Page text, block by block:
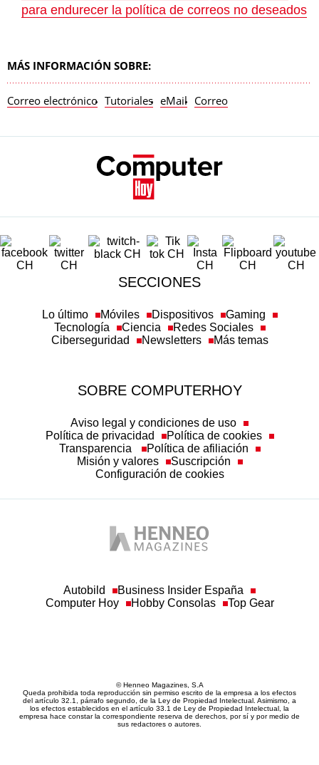
para endurecer la política de correos no deseados
MÁS INFORMACIÓN SOBRE:
Correo electrónico Tutoriales eMail Correo
SECCIONES
Lo último Móviles Dispositivos
Gaming
Tecnología
Ciencia
Redes Sociales
Ciberseguridad
Newsletters Más temas
SOBRE COMPUTERHOY
Aviso legal y condiciones de uso
Política de privacidad
Política de cookies
Transparencia
Política de afiliación
Misión y valores
Suscripción
Configuración de cookies
Autobild
Business Insider España
Computer Hoy
Hobby Consolas Top Gear
© Henneo Magazines, S.A
Queda prohibida toda reproducción sin permiso escrito de la empresa a los efectos
del artículo 32.1, párrafo segundo, de la Ley de Propiedad Intelectual. Asimismo, a
los efectos establecidos en el artículo 33.1 de Ley de Propiedad Intelectual, la
empresa hace constar la correspondiente reserva de derechos, por sí y por medio de
sus redactores o autores.